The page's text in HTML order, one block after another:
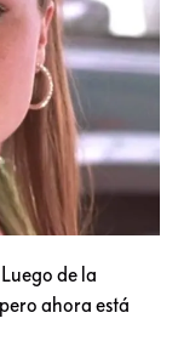
de la
ahora está